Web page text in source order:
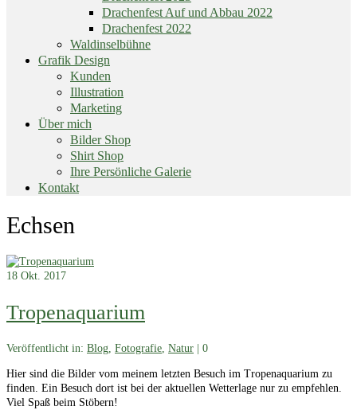
Drachenfest Auf und Abbau 2022
Drachenfest 2022
Waldinselbühne
Grafik Design
Kunden
Illustration
Marketing
Über mich
Bilder Shop
Shirt Shop
Ihre Persönliche Galerie
Kontakt
End
of
Echsen
18 Okt. 2017
Tropenaquarium
Veröffentlicht in: Blog, Fotografie, Natur 0
Hier sind die Bilder vom meinem letzten Besuch im Tropenaquarium zu
finden. Ein Besuch dort ist bei der aktuellen Wetterlage nur zu empfehlen.
Viel Spaß beim Stöbern!